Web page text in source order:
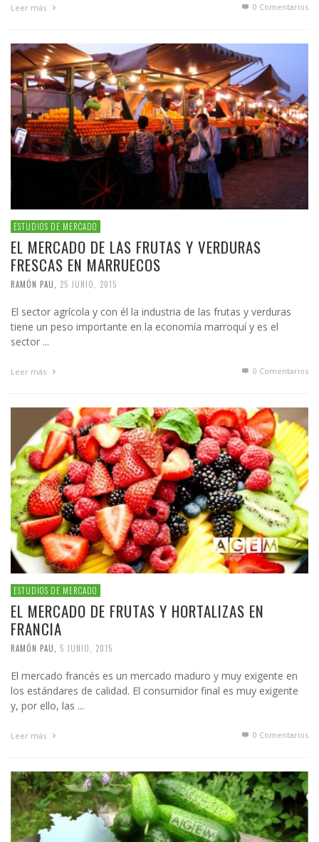
Leer más 0 Comentarios
ESTUDIOS DE MERCADO
EL MERCADO DE LAS FRUTAS Y VERDURAS
FRESCAS EN MARRUECOS
RAMÓN PAU 25 JUNIO, 2015
El sector agrícola y con él la industria de las frutas y verduras
tiene un peso importante en la economía marroquí y es el
sector ...
Leer más 0 Comentarios
ESTUDIOS DE MERCADO
EL MERCADO DE FRUTAS Y HORTALIZAS EN
FRANCIA
RAMÓN PAU 5 JUNIO, 2015
El mercado francés es un mercado maduro y muy exigente en
los estándares de calidad. El consumidor final es muy exigente
y, por ello, las ...
Leer más 0 Comentarios